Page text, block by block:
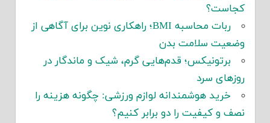
کجاست؟
ربات محاسبه BMI؛ راهکاری نوین برای آگاهی از
وضعیت سلامت بدن
برتونیکس؛ قدم‌هایی گرم، شیک و ماندگار در
روزهای سرد
خرید هوشمندانه لوازم ورزشی: چگونه هزینه را
نصف و کیفیت را دو برابر کنیم؟